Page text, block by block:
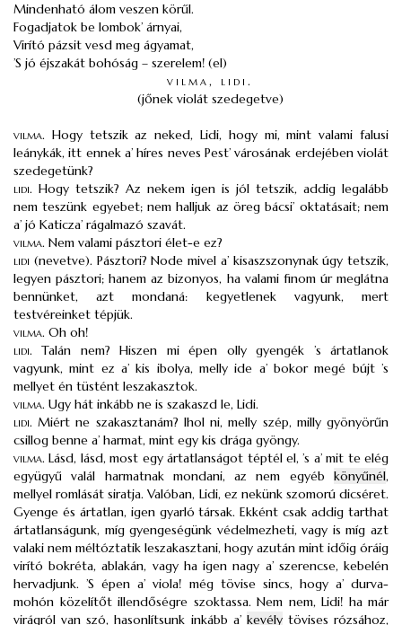
Mindenható álom veszen körűl.
Fogadjatok be lombok’ árnyai,
Virító pázsit vesd meg ágyamat,
’S jó éjszakát bohóság – szerelem! (el)
vilma, lidi.
(jőnek violát szedegetve)
vilma. Hogy tetszik az neked, Lidi, hogy mi, mint valami falusi
leánykák, itt ennek a’ híres neves Pest’ városának erdejében violát
szedegetünk?
lidi. Hogy tetszik? Az nekem igen is jól tetszik, addig legalább
nem teszünk egyebet; nem halljuk az öreg bácsi’ oktatásait; nem
a’ jó Katicza’ rágalmazó szavát.
vilma. Nem valami pásztori élet-e ez?
lidi (nevetve). Pásztori? Node mivel a’ kisaszszonynak úgy tetszik,
legyen pásztori; hanem az bizonyos, ha valami finom úr meglátna
bennünket, azt mondaná: kegyetlenek vagyunk, mert
testvéreinket tépjük.
vilma. Oh oh!
lidi.Talán nem? Hiszen mi épen olly gyengék ’s ártatlanok
vagyunk, mint ez a’ kis ibolya, melly ide a’ bokor megé bújt ’s
mellyet én tüstént leszakasztok.
vilma. Ugy hát inkább ne is szakaszd le, Lidi.
lidi.Miért ne szakasztanám? Ihol ni, melly szép, milly gyönyörűn
csillog benne a’ harmat, mint egy kis drága gyöngy.
vilma.Lásd, lásd, most egy ártatlanságot téptél el, ’s a’ mit te elég
együgyű valál harmatnak mondani, az nem egyéb könyűnél,
mellyel romlását siratja. Valóban, Lidi, ez nekünk szomorú dicséret.
Gyenge és ártatlan, igen gyarló társak. Ekként csak addig tarthat
ártatlanságunk, míg gyengeségünk védelmezheti, vagy is míg azt
valaki nem méltóztatik leszakasztani, hogy azután mint időig óráig
virító bokréta, ablakán, vagy ha igen nagy a’ szerencse, kebelén
hervadjunk. ’S épen a’ viola! még tövise sincs, hogy a’ durva-
mohón közelítőt illendőségre szoktassa. Nem nem, Lidi! ha már
virágról van szó, hasonlítsunk inkább a’ kevélytövises rózsához,